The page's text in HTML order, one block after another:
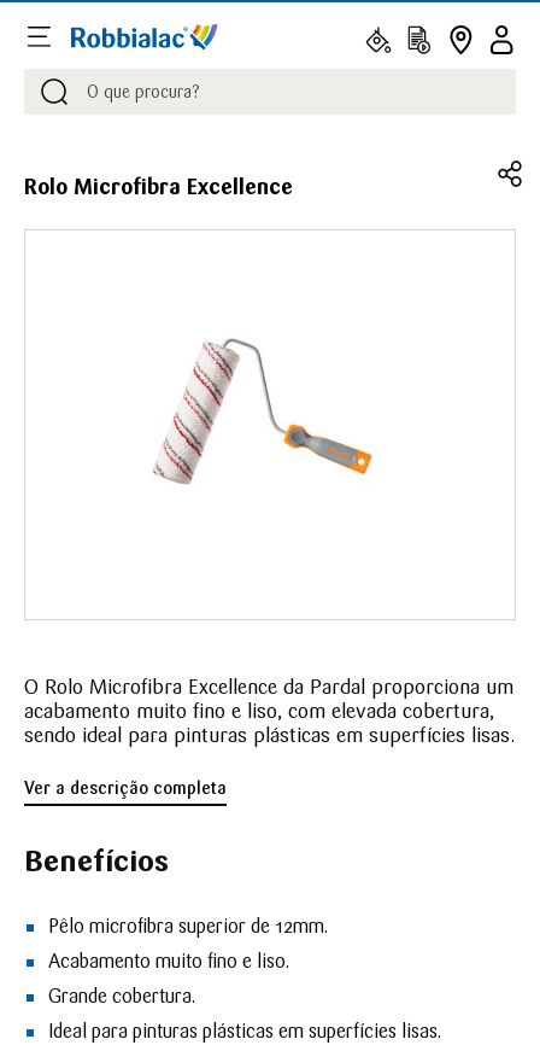
Procurar
Procurar
Rolo Microfibra Excellence
O Rolo Microfibra Excellence da Pardal proporciona um
acabamento muito fino e liso, com elevada cobertura,
sendo ideal para pinturas plásticas em superfícies lisas.
Ver a descrição completa
Benefícios
Pêlo microfibra superior de 12mm.
Acabamento muito fino e liso.
Grande cobertura.
Ideal para pinturas plásticas em superfícies lisas.